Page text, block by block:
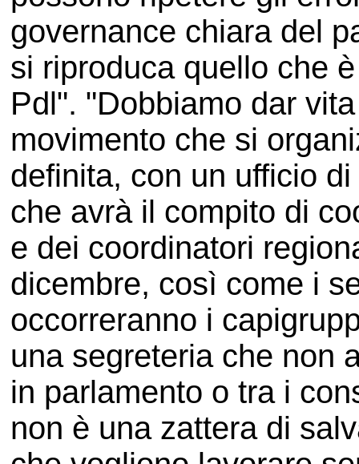
governance chiara del
si riproduca quello che
Pdl". "Dobbiamo dar
movimento che si
definita, con un ufficio
che avrà il compito di
e dei coordinatori
dicembre, così come i
occorreranno i
una segreteria che non
in parlamento o tra i
non è una zattera di